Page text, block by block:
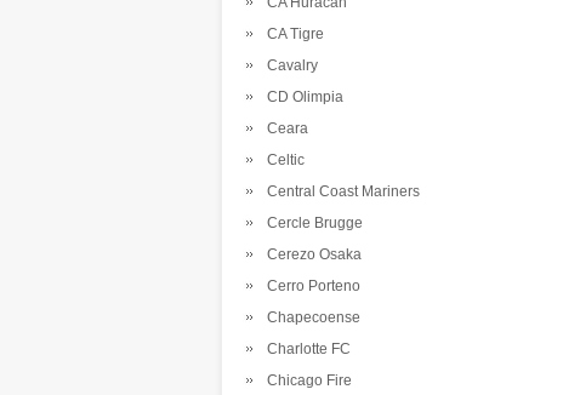
CA Tigre
Cavalry
CD Olimpia
Ceara
Celtic
Central Coast Mariners
Cercle Brugge
Cerezo Osaka
Cerro Porteno
Chapecoense
Charlotte FC
Chicago Fire